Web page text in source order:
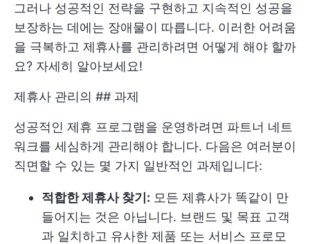
그러나 성공적인 전략을 구현하고 지속적인 성공을
보장하는 데에는 장애물이 따릅니다. 이러한 어려움
을 극복하고 제휴사를 관리하려면 어떻게 해야 할까
요? 자세히 알아보세요!
제휴사 관리의 ## 과제
성공적인 제휴 프로그램을 운영하려면 파트너 네트
워크를 세심하게 관리해야 합니다. 다음은 여러분이
직면할 수 있는 몇 가지 일반적인 과제입니다:
적합한 제휴사 찾기: 모든 제휴사가 똑같이 만
들어지는 것은 아닙니다. 브랜드 및 목표 고객
과 일치하고 유사한 제품 또는 서비스 프로모